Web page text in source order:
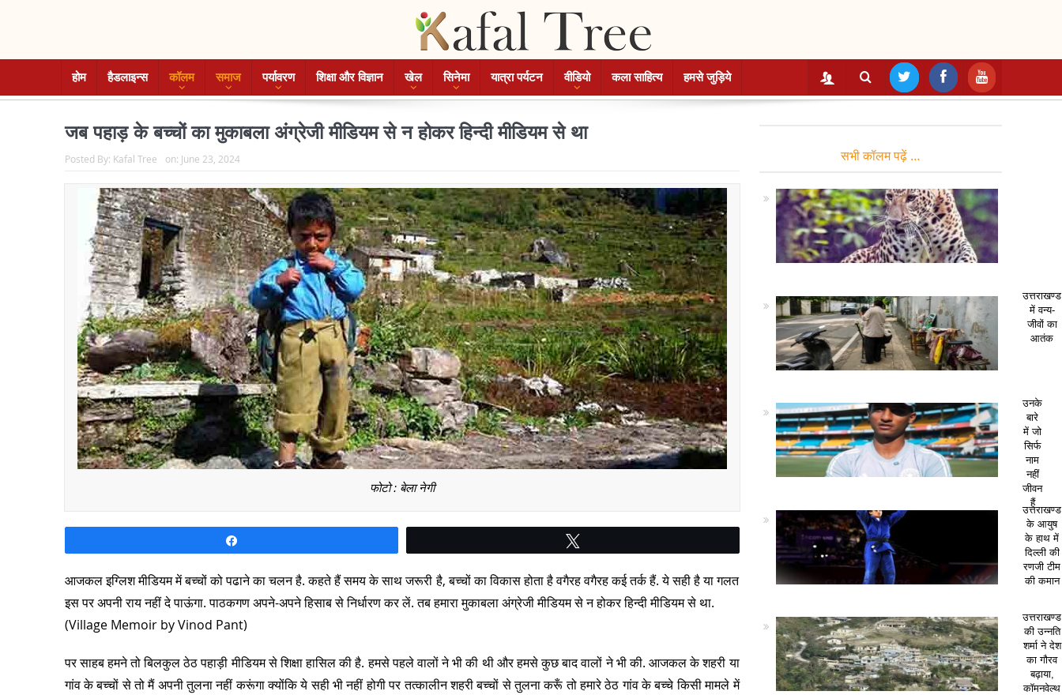
होम हैडलाइन्स कॉलम समाज पर्यावरण शिक्षा और विज्ञान खेल सिनेमा यात्रा पर्यटन वीडियो कला साहित्य हमसे जुड़िये
जब पहाड़ के बच्चों का मुकाबला अंग्रेजी मीडियम से न होकर हिन्दी मीडियम से था
Posted By: Kafal Tree on: June 23, 2024
फोटो : बेला नेगी
आजकल इग्लिश मीडियम में बच्चों को पढाने का चलन है. कहते हैं समय के साथ जरूरी है, बच्चों का विकास होता है वगैरह वगैरह कई तर्क हैं. ये सही है या गलत
इस पर अपनी राय नहीं दे पाऊंगा. पाठकगण अपने-अपने हिसाब से निर्धारण कर लें. तब हमारा मुकाबला अंग्रेजी मीडियम से न होकर हिन्दी मीडियम से था.
(Village Memoir by Vinod Pant)
पर साहब हमने तो बिलकुल ठेठ पहाड़ी मीडियम से शिक्षा हासिल की है. हमसे पहले वालों ने भी की थी और हमसे कुछ बाद वालों ने भी की. आजकल के शहरी या
गांव के बच्चों से तो मैं अपनी तुलना नहीं करूंगा क्योंकि ये सही भी नहीं होगी पर तत्कालीन शहरी बच्चों से तुलना करूँ तो हमारे ठेठ गांव के बच्चे किसी मामले में
सभी कॉलम पढ़ें …
उत्तराखण्ड
में वन्य-
जीवों का
आतंक
उनके
बारे
में जो
सिर्फ
नाम
नहीं
जीवन
हैं
उत्तराखण्ड
के आयुष
के हाथ में
दिल्ली की
रणजी टीम
की कमान
उत्तराखण्ड
की उन्नति
शर्मा ने देश
का गौरव
बढ़ाया,
कॉमनवेल्थ